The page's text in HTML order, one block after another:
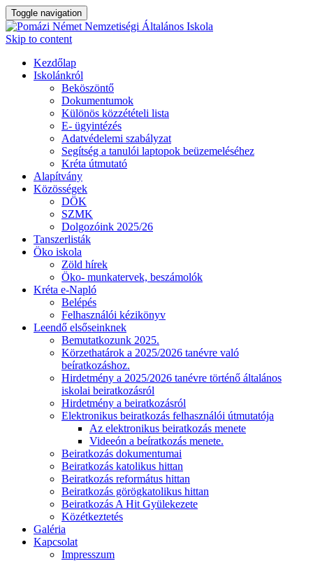
Toggle navigation
Skip to content
Kezdőlap
Iskolánkról
Beköszöntő
Dokumentumok
Különös közzétételi lista
E- ügyintézés
Adatvédelemi szabályzat
Segítség a tanulói laptopok beüzemeléséhez
Kréta útmutató
Alapítvány
Közösségek
DÖK
SZMK
Dolgozóink 2025/26
Tanszerlisták
Öko iskola
Zöld hírek
Öko- munkatervek, beszámolók
Kréta e-Napló
Belépés
Felhasználói kézikönyv
Leendő elsőseinknek
Bemutatkozunk 2025.
Körzethatárok a 2025/2026 tanévre való
beíratkozáshoz.
Hirdetmény a 2025/2026 tanévre történő általános
iskolai beiratkozásról
Hirdetmény a beiratkozásról
Elektronikus beiratkozás felhasználói útmutatója
Az elektronikus beiratkozás menete
Videeón a beíratkozás menete.
Beiratkozás dokumentumai
Beiratkozás katolikus hittan
Beiratkozás református hittan
Beiratkozás görögkatolikus hittan
Beiratkozás A Hit Gyülekezete
Közétkeztetés
Galéria
Kapcsolat
Impresszum